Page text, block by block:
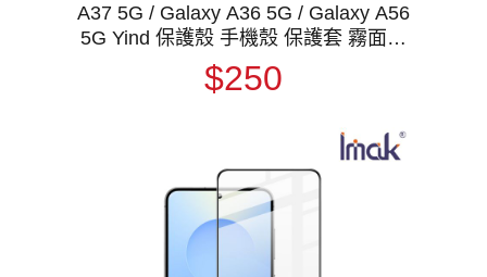
A37 5G / Galaxy A36 5G / Galaxy A56
5G Yind 保護殼 手機殼 保護套 霧面不
沾指紋 軟邊保護套 防摔殼
$250